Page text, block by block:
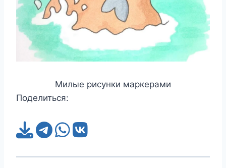
Милые рисунки маркерами
Поделиться: